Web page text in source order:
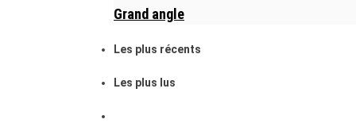
Grand angle
Les plus récents
Les plus lus